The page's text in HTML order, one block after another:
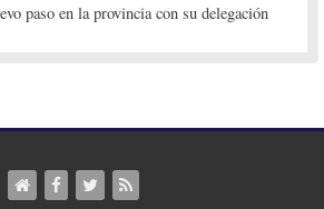
paso en la provincia con su delegación